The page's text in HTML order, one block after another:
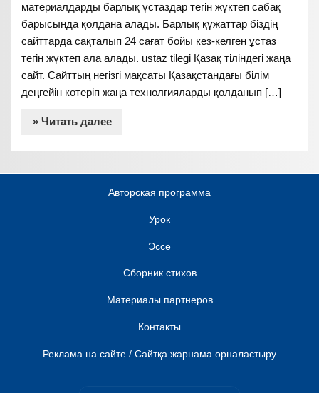
материалдарды барлық ұстаздар тегін жүктеп сабақ
барысында қолдана алады. Барлық құжаттар біздің
сайттарда сақталып 24 сағат бойы кез-келген ұстаз
тегін жүктеп ала алады. ustaz tilegi Қазақ тіліндегі жаңа
сайт. Сайттың негізгі мақсаты Қазақстандағы білім
деңгейін көтеріп жаңа технолгияларды қолданып […]
» Читать далее
Авторская программа
Урок
Эссе
Сборник стихов
Материалы партнеров
Контакты
Реклама на сайте / Сайтқа жарнама орналастыру